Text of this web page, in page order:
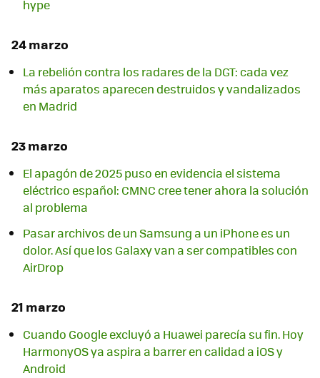
hype
24 marzo
La rebelión contra los radares de la DGT: cada vez
más aparatos aparecen destruidos y vandalizados
en Madrid
23 marzo
El apagón de 2025 puso en evidencia el sistema
eléctrico español: CMNC cree tener ahora la solución
al problema
Pasar archivos de un Samsung a un iPhone es un
dolor. Así que los Galaxy van a ser compatibles con
AirDrop
21 marzo
Cuando Google excluyó a Huawei parecía su fin. Hoy
HarmonyOS ya aspira a barrer en calidad a iOS y
Android